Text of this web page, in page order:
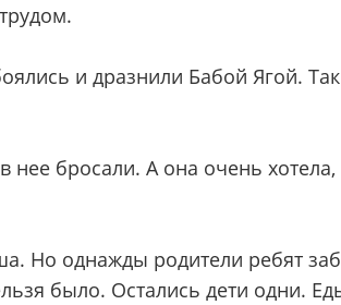
и дразнили Бабой Ягой.
нее бросали. А она очень
Но однажды родители ребят
было. Остались дети одни.